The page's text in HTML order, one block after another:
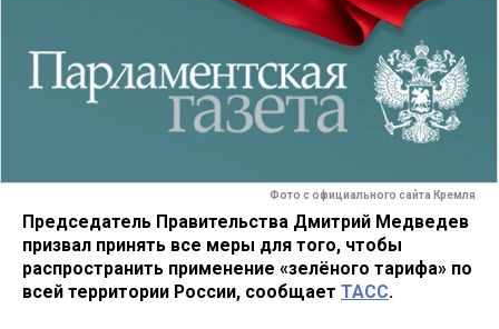
Фото с официального сайта Кремля
Председатель Правительства Дмитрий Медведев
призвал принять все меры для того, чтобы
распространить применение «зелёного тарифа» по
всей территории России, сообщает ТАСС.